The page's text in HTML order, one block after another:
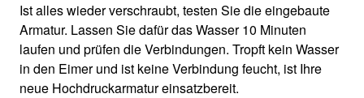
Ist alles wieder verschraubt, testen Sie die eingebaute
Armatur. Lassen Sie dafür das Wasser 10 Minuten
laufen und prüfen die Verbindungen. Tropft kein Wasser
in den Eimer und ist keine Verbindung feucht, ist Ihre
neue Hochdruckarmatur einsatzbereit.